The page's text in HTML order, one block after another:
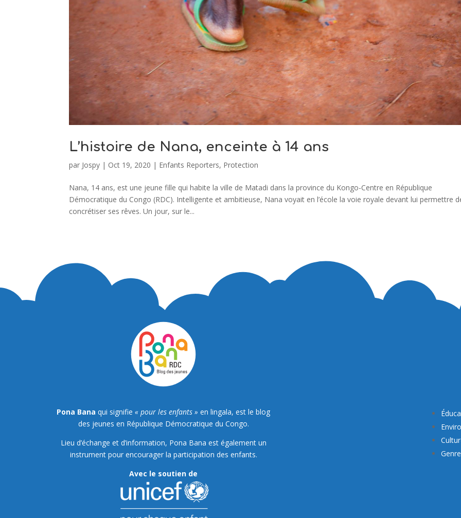
L’histoire de Nana, enceinte à 14 ans
par Jospy | Oct 19, 2020 | Enfants Reporters, Protection
Nana, 14 ans, est une jeune fille qui habite la ville de Matadi dans la province du Kongo-Centre en République
Démocratique du Congo (RDC). Intelligente et ambitieuse, Nana voyait en l’école la voie royale devant lui permettre
concrétiser ses rêves. Un jour, sur le...
Pona Bana qui signifie« pour les enfants » en lingala, est le blog
des jeunes en République Démocratique du Congo.
Lieu d’échange et d’information, Pona Bana est également un
instrument pour encourager la participation des enfants.
Avec le soutien de